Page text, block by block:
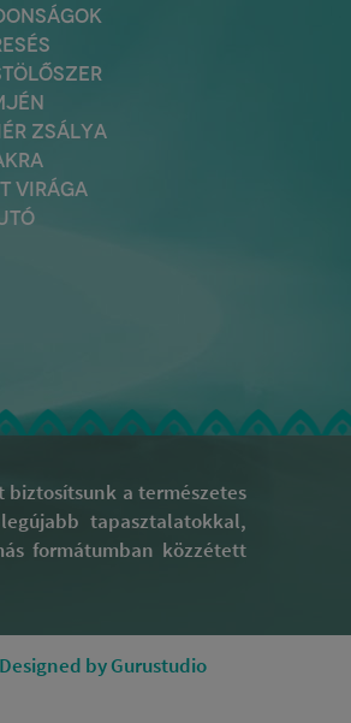
ZSÁLYA
VIRÁGA
a természetes
tapasztalatokkal,
formátumban közzétett
Designed by Gurustudio